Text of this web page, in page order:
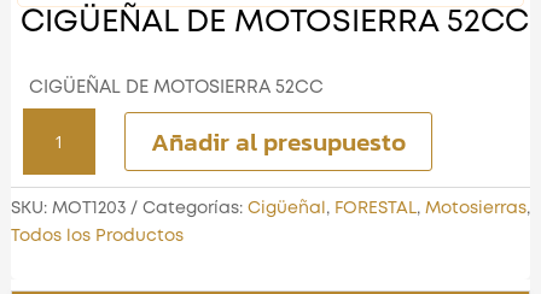
CIGÜEÑAL DE MOTOSIERRA 52CC
CIGÜEÑAL DE MOTOSIERRA 52CC
MOTOSIERRA
52CC
cantidad
Añadir al presupuesto
SKU: MOT1203 Categorías: Cigüeñal , FORESTAL, Motosierras,
Todos los Productos